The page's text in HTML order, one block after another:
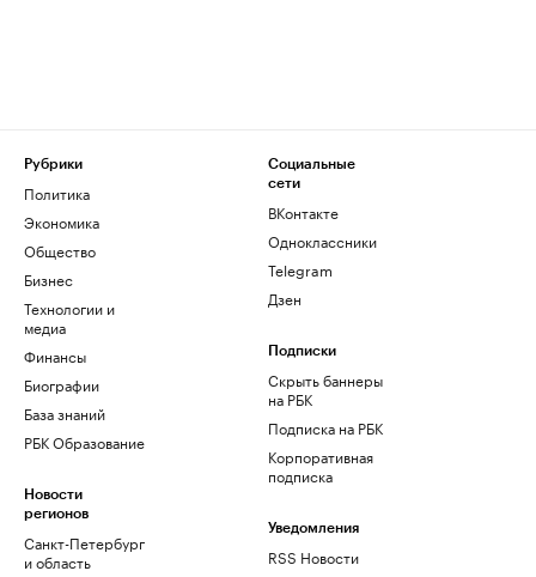
Рубрики
Политика
Экономика
Общество
Бизнес
Технологии и
медиа
Финансы
Биографии
База знаний
РБК Образование
Новости
регионов
Санкт-Петербург
и область
Социальные
сети
ВКонтакте
Одноклассники
Telegram
Дзен
Подписки
Скрыть баннеры
на РБК
Подписка на РБК
Корпоративная
подписка
Уведомления
RSS Новости